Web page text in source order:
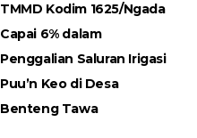
TMMD Kodim 1625/Ngada
Capai 6% dalam
Penggalian Saluran Irigasi
Puu’n Keo di Desa
Benteng Tawa